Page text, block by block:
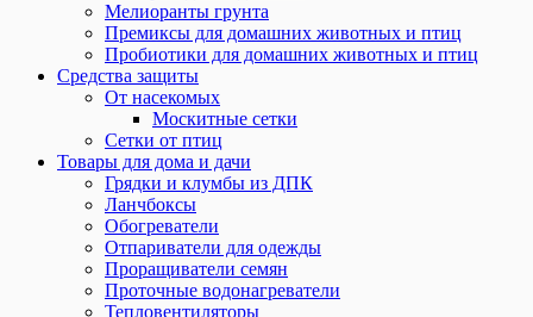
Мелиоранты грунта
Премиксы для домашних животных и птиц
Пробиотики для домашних животных и птиц
Средства защиты
От насекомых
Москитные сетки
Сетки от птиц
Товары для дома и дачи
Грядки и клумбы из ДПК
Ланчбоксы
Обогреватели
Отпариватели для одежды
Проращиватели семян
Проточные водонагреватели
Тепловентиляторы